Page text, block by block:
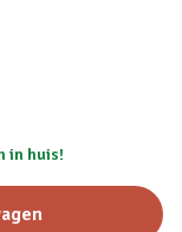
in huis!